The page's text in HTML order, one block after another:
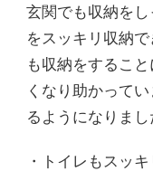
玄関でも収納を
をスッキリ収納
も収納をするこ
くなり助かって
るようになりまし
・トイレもスッキ